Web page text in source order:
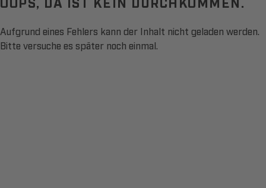
Aufgrund eines Fehlers kann der Inhalt nicht geladen werden.
Bitte versuche es später noch einmal.